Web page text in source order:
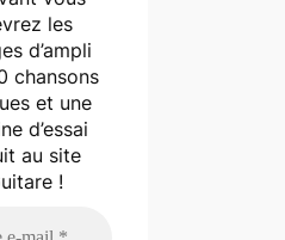
les
d’ampli
chansons
et une
d’essai
au site
!